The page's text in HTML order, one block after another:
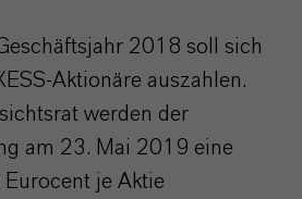
2018 soll sich
Aktionäre auszahlen.
werden der
am 23. Mai 2019 eine
Eurocent je Aktie